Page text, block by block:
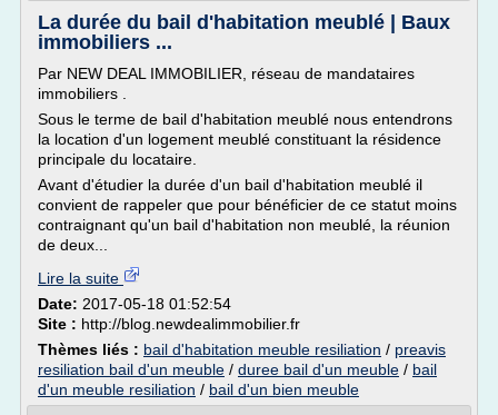
La durée du bail d'habitation meublé | Baux
immobiliers ...
Par NEW DEAL IMMOBILIER, réseau de mandataires
immobiliers .
Sous le terme de bail d'habitation meublé nous entendrons
la location d'un logement meublé constituant la résidence
principale du locataire.
Avant d'étudier la durée d'un bail d'habitation meublé il
convient de rappeler que pour bénéficier de ce statut moins
contraignant qu'un bail d'habitation non meublé, la réunion
de deux...
Lire la suite
Date: 2017-05-18 01:52:54
Site : http://blog.newdealimmobilier.fr
Thèmes liés : bail d'habitation meuble resiliation / preavis
resiliation bail d'un meuble / duree bail d'un meuble / bail
d'un meuble resiliation / bail d'un bien meuble